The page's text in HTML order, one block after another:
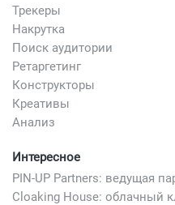
Трекеры
Накрутка
Поиск аудитории
Ретаргетинг
Конструкторы
Креативы
Анализ
Интересное